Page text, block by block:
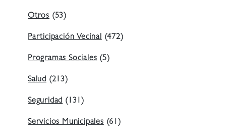
Otros (53)
Participación Vecinal (472)
Programas Sociales (5)
Salud (213)
Seguridad (131)
Servicios Municipales (61)